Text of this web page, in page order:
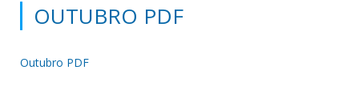
OUTUBRO PDF
Outubro PDF